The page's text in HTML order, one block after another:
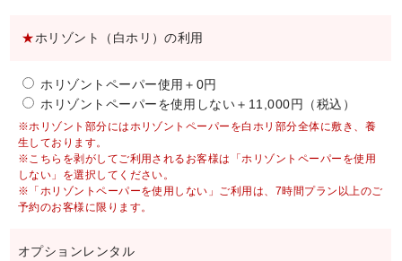
★ホリゾント（白ホリ）の利用
ホリゾントペーパー使用＋0円
ホリゾントペーパーを使用しない＋11,000円（税込）
※ホリゾント部分にはホリゾントペーパーを白ホリ部分全体に敷き、養
生しております。
※こちらを剥がしてご利用されるお客様は「ホリゾントペーパーを使用
しない」を選択してください。
※「ホリゾントペーパーを使用しない」ご利用は、7時間プラン以上のご
予約のお客様に限ります。
オプションレンタル